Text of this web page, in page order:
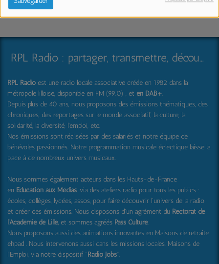
RPL Radio : partager, transmettre, découvrir et surprendre
RPL Radio est une radio locale associative créée en 1982 dans la
métropole lilloise, disponible en FM (99.0) , et en DAB+.
Depuis plus de 40 ans, nous proposons des émissions thématiques, des
chroniques, des reportages sur le monde associatif, la culture, la
solidarité, la diversité, l'emploi, etc.
Nos émissions sont réalisées par des salariés et notre équipe de
bénévoles passionnés. Notre programmation musicale éclectique laisse la
place à de nombreux univers musicaux.
Nous sommes également acteurs dans les Hauts-de-France
en Education aux Médias, via des ateliers radio pour tous les publics :
écoles, collèges, lycées, assos, pour faire découvrir l'univers de la radio
et créer des émissions. Nous disposons d'un agrément du Rectorat de
l'Académie de Lille, et sommes agréés Pass Culture.
Nous proposons aussi des animations innovantes en Maisons de retraite,
ehpad . Nous intervenons aussi dans les missions locales, Maisons de
l'Emploi, via notre dispositif "Radio Jobs".